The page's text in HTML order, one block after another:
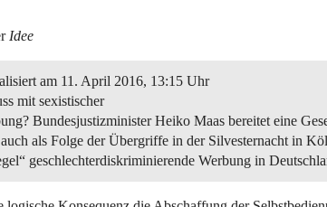
Idee
am 11. April 2016, 13:15 Uhr
mit sexistischer
Bundesjustizminister Heiko Maas bereitet eine
als Folge der Übergriffe in der Silvesternacht in
geschlechterdiskriminierende Werbung in